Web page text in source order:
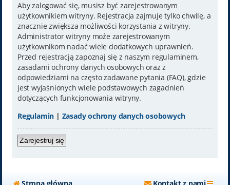
Aby zalogować się, musisz być zarejestrowanym
użytkownikiem witryny. Rejestracja zajmuje tylko chwilę, a
znacznie zwiększa możliwości korzystania z witryny.
Administrator witryny może zarejestrowanym
użytkownikom nadać wiele dodatkowych uprawnień.
Przed rejestracją zapoznaj się z naszym regulaminem,
zasadami ochrony danych osobowych oraz z
odpowiedziami na często zadawane pytania (FAQ), gdzie
jest wyjaśnionych wiele podstawowych zagadnień
dotyczących funkcjonowania witryny.
Regulamin | Zasady ochrony danych osobowych
Zarejestruj się
Strona główna Kontakt z nami